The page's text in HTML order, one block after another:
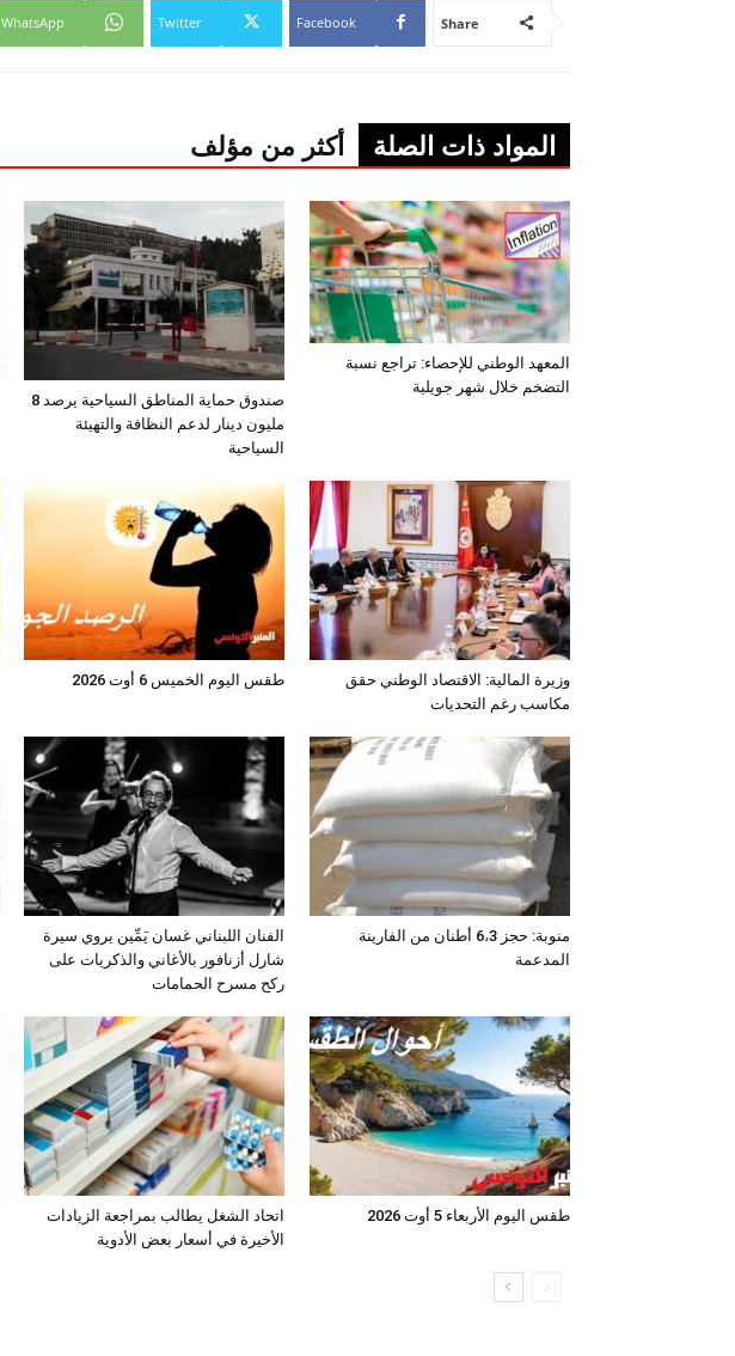
Share
Facebook
Twitter
WhatsApp
المواد ذات الصلة أكثر من مؤلف
صندوق حماية المناطق السياحية يرصد 8
مليون دينار لدعم النظافة والتهيئة
السياحية
المعهد الوطني للإحصاء: تراجع نسبة
التضخم خلال شهر جويلية
طقس اليوم الخميس 6 أوت 2026
وزيرة المالية: الاقتصاد الوطني حقق
مكاسب رغم التحديات
الفنان اللبناني غسان يَمِّين يروي سيرة
شارل أزنافور بالأغاني والذكريات على
ركح مسرح الحمامات
منوبة: حجز 6،3 أطنان من الفارينة
المدعمة
اتحاد الشغل يطالب بمراجعة الزيادات
الأخيرة في أسعار بعض الأدوية
طقس اليوم الأربعاء 5 أوت 2026